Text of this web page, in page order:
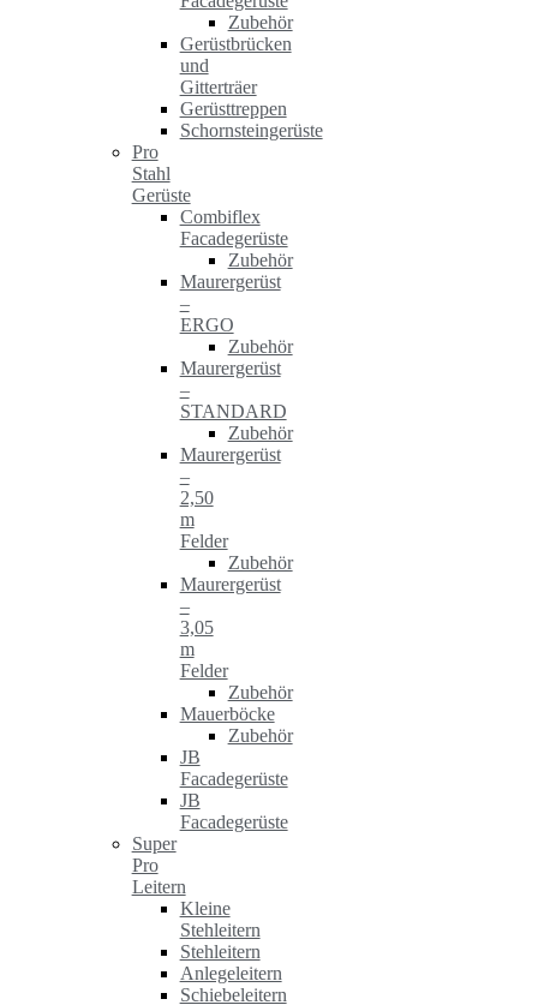
Zubehör
Gerüstbrücken
und
Gitterträer
Gerüsttreppen
Schornsteingerüste
Pro
Stahl
Gerüste
Combiflex
Facadegerüste
Zubehör
Maurergerüst
–
ERGO
Zubehör
Maurergerüst
–
STANDARD
Zubehör
Maurergerüst
–
2,50
m
Felder
Zubehör
Maurergerüst
–
3,05
m
Felder
Zubehör
Mauerböcke
Zubehör
JB
Facadegerüste
JB
Facadegerüste
Super
Pro
Leitern
Kleine
Stehleitern
Stehleitern
Anlegeleitern
Schiebeleitern